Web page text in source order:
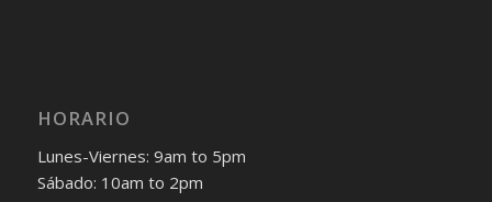
HORARIO
Lunes-Viernes: 9am to 5pm
Sábado: 10am to 2pm